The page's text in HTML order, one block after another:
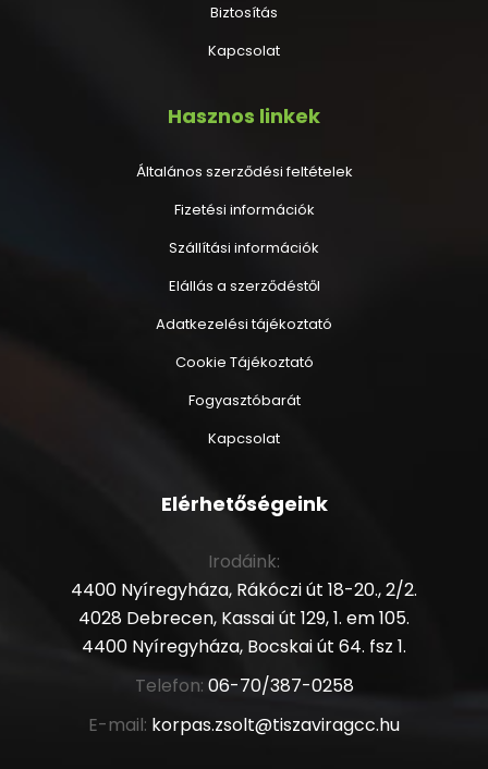
Biztosítás
Kapcsolat
Hasznos linkek
Általános szerződési feltételek
Fizetési információk
Szállítási információk
Elállás a szerződéstől
Adatkezelési tájékoztató
Cookie Tájékoztató
Fogyasztóbarát
Kapcsolat
Elérhetőségeink
Irodáink:
4400 Nyíregyháza, Rákóczi út 18-20., 2/2.
4028 Debrecen, Kassai út 129, 1. em 105.
4400 Nyíregyháza, Bocskai út 64. fsz 1.
Telefon: 06-70/387-0258
E-mail: korpas.zsolt@tiszaviragcc.hu